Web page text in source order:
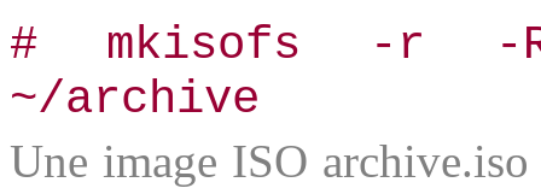
# mkisofs -r -
~/archive
Une image ISO